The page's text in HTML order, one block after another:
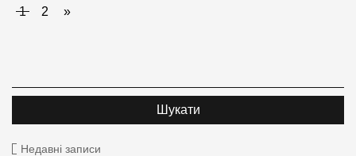
1 2 »
Недавні записи